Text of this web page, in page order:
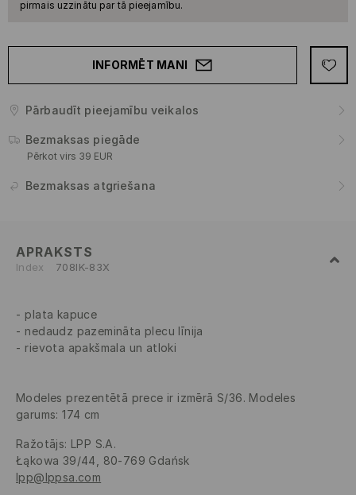
pirmais uzzinātu par tā pieejamību.
INFORMĒT MANI
Pārbaudīt pieejamību veikalos
Bezmaksas piegāde
Pērkot virs 39 EUR
Bezmaksas atgriešana
APRAKSTS
Index 708IK-83X
plata kapuce
nedaudz pazemināta plecu līnija
rievota apakšmala un atloki
Modeles prezentētā prece ir izmērā S/36. Modeles
garums: 174 cm
Ražotājs: LPP S.A.
Łąkowa 39/44, 80-769 Gdańsk
lpp@lppsa.com